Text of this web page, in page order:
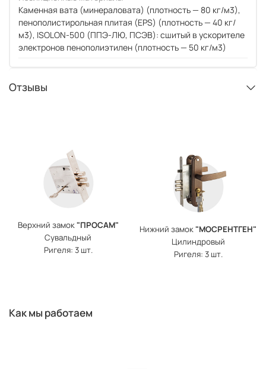
Каменная вата (минераловата) (плотность — 80 кг/м3),
пенополистирольная плитая (EPS) (плотность — 40 кг/
м3), ISOLON-500 (ППЭ-ЛЮ, ПСЭВ): сшитый в ускорителе
электронов пенополиэтилен (плотность — 50 кг/м3)
Отзывы
Верхний замок"ПРОСАМ"
Сувальдный
Ригеля: 3 шт.
Нижний замок"МОСРЕНТГЕН"
Цилиндровый
Ригеля: 3 шт.
Как мы работаем